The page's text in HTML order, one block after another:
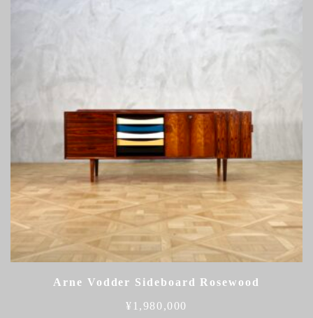
Arne Vodder Sideboard Rosewood
¥ 1,980,000